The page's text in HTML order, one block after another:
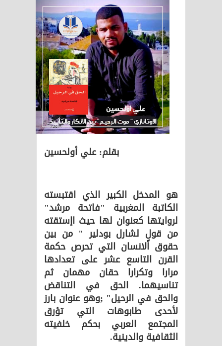
بقلم: علي أولحسين
هو المدخل الكبير الذي اقتبسته
الكاتبة المغربية "فاتحة مرشد"
لروايتها كعنوان لها حيث اإستقته
من قولٍ لشارل بودلير " من بين
حقوق الانسان التي تحرص حكمة
القرن التاسع عشر على تعدادها
مرارا وتكرارا حقان مهمان ثم
تناسيهما. الحق في التناقض
والحق في الرحيل" ;وهو عنوان بارز
لأحدى طابوهات التي تؤرق
المجتمع العربي بحكم خلفيته
الثقافية والدينية.